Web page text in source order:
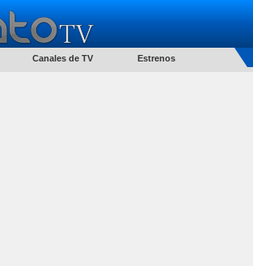
Canales de TV Estrenos